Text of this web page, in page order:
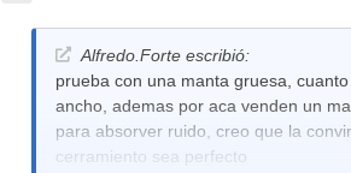
Alfredo.Forte escribió:
prueba con una manta gruesa,
ancho, ademas por aca venden un
para absorver ruido, creo que la
cerramiento sea perfecto